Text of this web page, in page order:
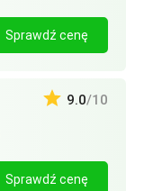
Sprawdź cenę
9.0/10
Sprawdź cenę